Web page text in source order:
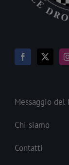
Messaggio
Chi siamo
Contatti